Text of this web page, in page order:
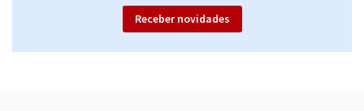
Receber novidades